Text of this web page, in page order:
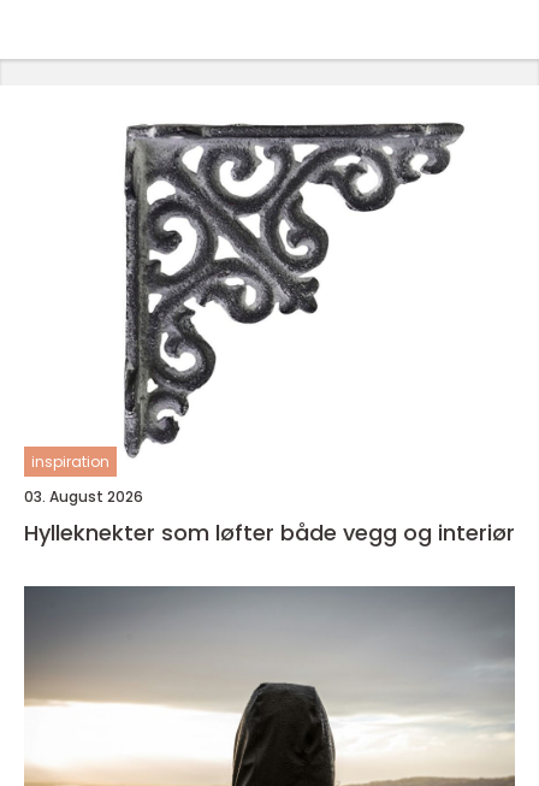
inspiration
03. August 2026
Hylleknekter som løfter både vegg og interiør